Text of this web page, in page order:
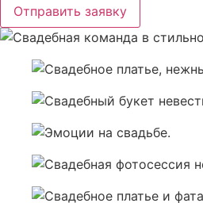
Отправить заявку